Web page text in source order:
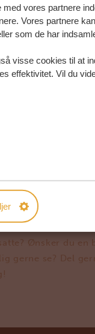
vores partnere
Vores partnere
som de har
visse cookies til at
effektivitet. Vil du
Den voksnes alder *
Den voksnes alder
DELE MED